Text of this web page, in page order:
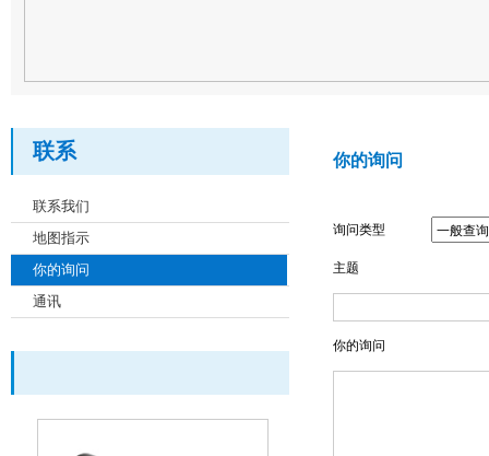
联系
联系我们
地图指示
你的询问
通讯
你的询问
询问类型
主题
你的询问